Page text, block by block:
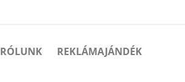
RÓLUNK REKLÁMAJÁNDÉK